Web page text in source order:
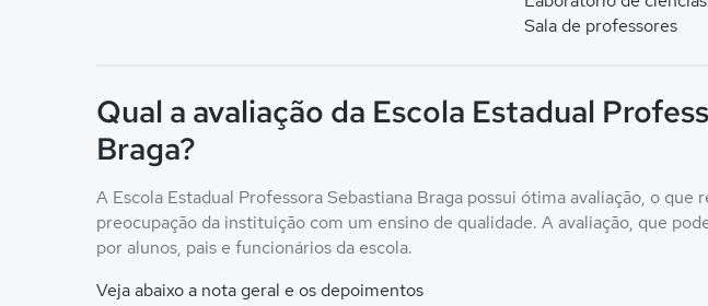
Sala de professores
Qual a avaliação da Escola Estadual
Braga?
A Escola Estadual Professora Sebastiana Braga possui ótima avaliação, o que
preocupação da instituição com um ensino de qualidade. A avaliação, que
por alunos, pais e funcionários da escola.
Veja abaixo a nota geral e os depoimentos